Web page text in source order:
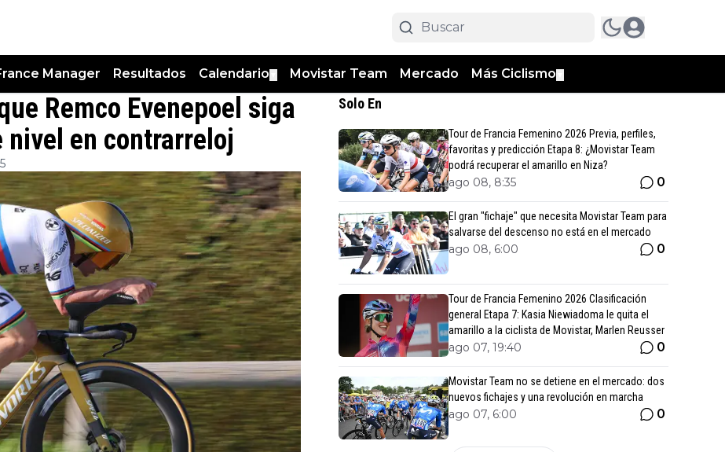
Manager Resultados Calendario Movistar Team Mercado Más Ciclismo
Remco Evenepoel siga
en contrarreloj
Solo En
Tour de Francia Femenino 2026 Previa, perfiles,
favoritas y predicción Etapa 8: ¿Movistar Team
podrá recuperar el amarillo en Niza?
ago 08, 8:35 0
El gran "fichaje" que necesita Movistar Team para
salvarse del descenso no está en el mercado
ago 08, 6:00 0
Tour de Francia Femenino 2026 Clasificación
general Etapa 7: Kasia Niewiadoma le quita el
amarillo a la ciclista de Movistar, Marlen Reusser
ago 07, 19:40 0
Movistar Team no se detiene en el mercado: dos
nuevos fichajes y una revolución en marcha
ago 07, 6:00 0